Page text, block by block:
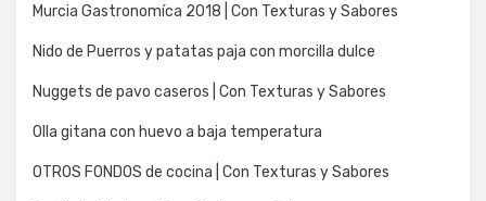
Murcia Gastronomíca 2018 | Con Texturas y Sabores
Nido de Puerros y patatas paja con morcilla dulce
Nuggets de pavo caseros | Con Texturas y Sabores
Olla gitana con huevo a baja temperatura
OTROS FONDOS de cocina | Con Texturas y Sabores